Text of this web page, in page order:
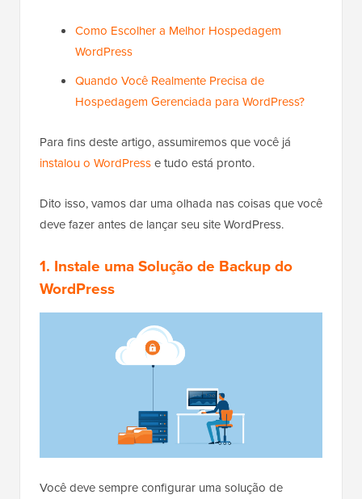
Como Escolher a Melhor Hospedagem
WordPress
Quando Você Realmente Precisa de
Hospedagem Gerenciada para WordPress?
Para fins deste artigo, assumiremos que você já
instalou o WordPresse tudo está pronto.
Dito isso, vamos dar uma olhada nas coisas que você
deve fazer antes de lançar seu site WordPress.
1. Instale uma Solução de Backup do
WordPress
Você deve sempre configurar uma solução de